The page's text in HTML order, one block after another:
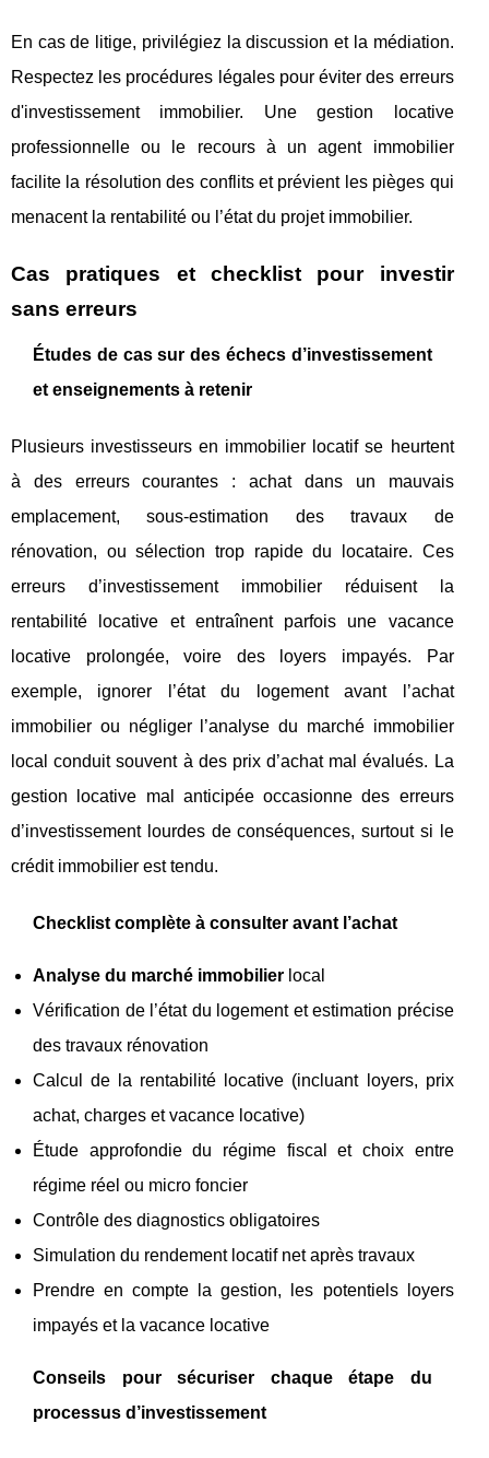
En cas de litige, privilégiez la discussion et la médiation.
Respectez les procédures légales pour éviter des erreurs
d'investissement immobilier. Une gestion locative
professionnelle ou le recours à un agent immobilier
facilite la résolution des conflits et prévient les pièges qui
menacent la rentabilité ou l’état du projet immobilier.
Cas pratiques et checklist pour investir
sans erreurs
Études de cas sur des échecs d’investissement
et enseignements à retenir
Plusieurs investisseurs en immobilier locatif se heurtent
à des erreurs courantes : achat dans un mauvais
emplacement, sous-estimation des travaux de
rénovation, ou sélection trop rapide du locataire. Ces
erreurs d’investissement immobilier réduisent la
rentabilité locative et entraînent parfois une vacance
locative prolongée, voire des loyers impayés. Par
exemple, ignorer l’état du logement avant l’achat
immobilier ou négliger l’analyse du marché immobilier
local conduit souvent à des prix d’achat mal évalués. La
gestion locative mal anticipée occasionne des erreurs
d’investissement lourdes de conséquences, surtout si le
crédit immobilier est tendu.
Checklist complète à consulter avant l’achat
Analyse du marché immobilier local
Vérification de l’état du logement et estimation précise
des travaux rénovation
Calcul de la rentabilité locative (incluant loyers, prix
achat, charges et vacance locative)
Étude approfondie du régime fiscal et choix entre
régime réel ou micro foncier
Contrôle des diagnostics obligatoires
Simulation du rendement locatif net après travaux
Prendre en compte la gestion, les potentiels loyers
impayés et la vacance locative
Conseils pour sécuriser chaque étape du
processus d’investissement